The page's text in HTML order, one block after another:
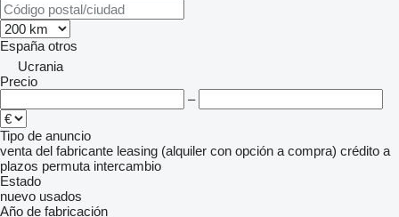
España otros
Ucrania
Precio
–
Tipo de anuncio
venta del fabricante leasing (alquiler con opción a compra) crédito a
plazos permuta intercambio
Estado
nuevo usados
Año de fabricación